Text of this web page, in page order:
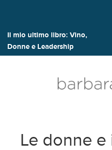
Il mio ultimo libro: Vino,
Donne e Leadership
Le donne e